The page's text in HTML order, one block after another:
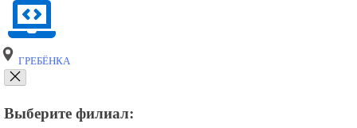
ГРЕБЁНКА
Выберите филиал: